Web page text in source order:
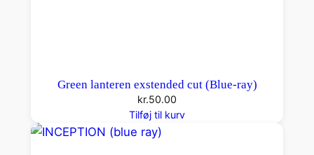
Green lanteren exstended cut (Blue-ray)
kr.50.00
Tilføj til kurv